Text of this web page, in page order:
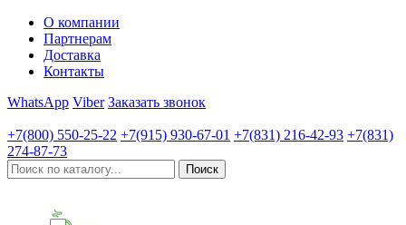
О компании
Партнерам
Доставка
Контакты
WhatsApp Viber Заказать звонок
+7(800) 550-25-22 +7(915) 930-67-01 +7(831) 216-42-93 +7(831)
274-87-73